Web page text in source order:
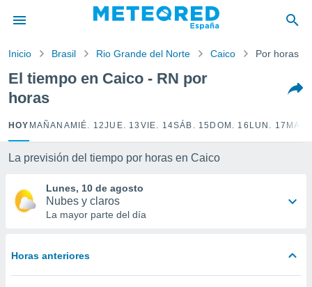
por
para
la
calidad.
a este
las
y
forma
basada
Inicio Brasil Rio Grande del Norte Caico Por horas
El tiempo en Caico - RN por
horas
HOY MAÑANA MIÉ. 12JUE. 13 VIE. 14SÁB. 15 DOM. 16 LUN. 17
La previsión del tiempo por horas en Caico
Lunes, 10 de agosto
Nubes y claros
La mayor parte del día
Horas anteriores